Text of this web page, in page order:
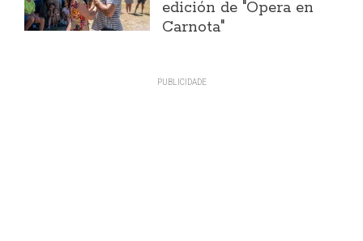
edición de "Ópera en
Carnota"